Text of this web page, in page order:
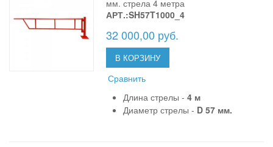
мм. стрела 4 метра
АРТ.:SH57T1000_4
32 000,00 руб.
В КОРЗИНУ
Сравнить
Длина стрелы -4 м
Диаметр стрелы - D 57 мм.